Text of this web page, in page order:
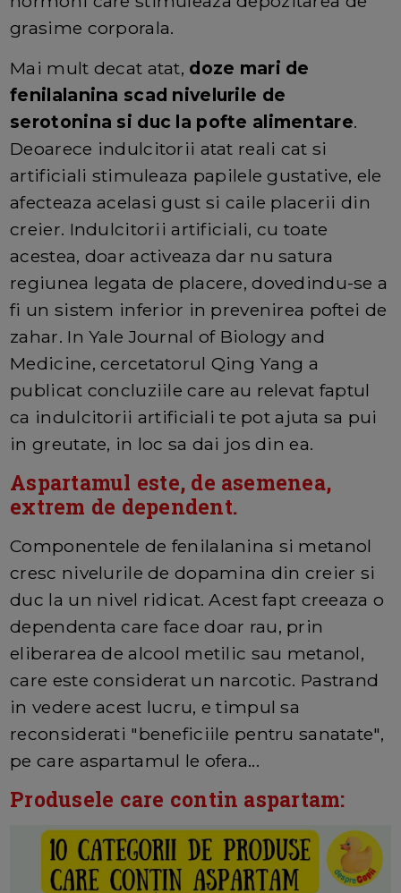
grasime corporala.
Mai mult decat atat, doze mari de
fenilalanina scad nivelurile de
serotonina si duc la pofte alimentare.
Deoarece indulcitorii atat reali cat si
artificiali stimuleaza papilele gustative, ele
afecteaza acelasi gust si caile placerii din
creier. Indulcitorii artificiali, cu toate
acestea, doar activeaza dar nu satura
regiunea legata de placere, dovedindu-se a
fi un sistem inferior in prevenirea poftei de
zahar. In Yale Journal of Biology and
Medicine, cercetatorul Qing Yang a
publicat concluziile care au relevat faptul
ca indulcitorii artificiali te pot ajuta sa pui
in greutate, in loc sa dai jos din ea.
Aspartamul este, de asemenea,
extrem de dependent.
Componentele de fenilalanina si metanol
cresc nivelurile de dopamina din creier si
duc la un nivel ridicat. Acest fapt creeaza o
dependenta care face doar rau, prin
eliberarea de alcool metilic sau metanol,
care este considerat un narcotic. Pastrand
in vedere acest lucru, e timpul sa
reconsiderati "beneficiile pentru sanatate",
pe care aspartamul le ofera...
Produsele care contin aspartam: